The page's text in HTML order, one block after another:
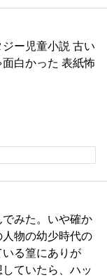
ー児童小説 古い
白かった 表紙怖
みた。いや確か
物の幼少時代の
る篁にありが
ていたら、ハッ